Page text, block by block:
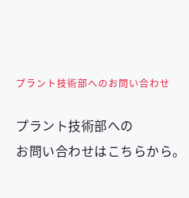
プラント技術部へのお問い合わせ
プラント技術部への
お問い合わせはこちらから。